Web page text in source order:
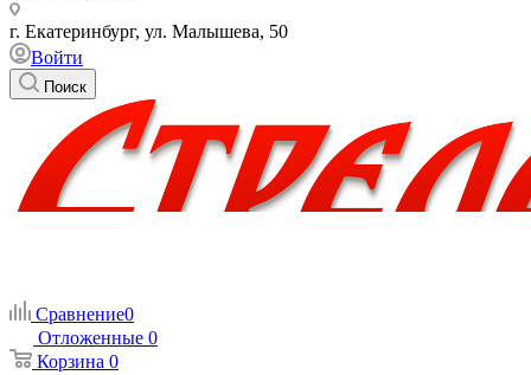
г. Екатеринбург, ул. Малышева, 50
Войти
Поиск
Сравнение0
Отложенные 0
Корзина 0